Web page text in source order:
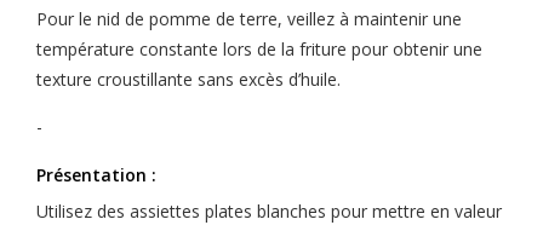
Pour le nid de pomme de terre, veillez à maintenir une
température constante lors de la friture pour obtenir une
texture croustillante sans excès d’huile.
-
Présentation :
Utilisez des assiettes plates blanches pour mettre en valeur